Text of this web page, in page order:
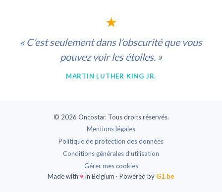
★
« C’est seulement dans l’obscurité que vous
pouvez voir les étoiles. »
MARTIN LUTHER KING JR.
© 2026 Oncostar. Tous droits réservés.
Mentions légales
Politique de protection des données
Conditions générales d’utilisation
Gérer mes cookies
Made with ♥ in Belgium · Powered by G1.be